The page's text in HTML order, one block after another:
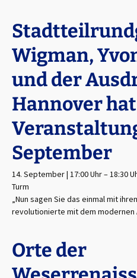
Wigman,
und der
Hannover
September
14. September | 17:00 Uhr–18:30
Turm
„Nun sagen Sie das einmal mit
revolutionierte mit dem modernen
Orte der